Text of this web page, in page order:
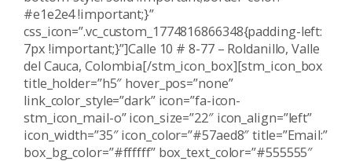
#e1e2e4 !important;}”
css_icon=”.vc_custom_1774816866348{padding-left:
7px !important;}”]Calle 10 # 8-77 – Roldanillo, Valle
del Cauca, Colombia[/stm_icon_box][stm_icon_box
title_holder=”h5″ hover_pos=”none”
link_color_style=”dark” icon=”fa-icon-
stm_icon_mail-o” icon_size=”22″ icon_align=”left”
icon_width=”35″ icon_color=”#57aed8″ title=”Email:”
box_bg_color=”#ffffff” box_text_color=”#555555″